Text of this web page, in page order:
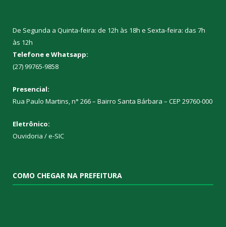
De Segunda a Quinta-feira: de 12h às 18h e Sexta-feira: das 7h
às 12h
Telefone e Whatsapp:
(27) 99765-9858
Presencial:
Rua Paulo Martins, n° 266 – Bairro Santa Bárbara – CEP 29760-000
Eletrônico:
Ouvidoria /e-SIC
COMO CHEGAR NA PREFEITURA